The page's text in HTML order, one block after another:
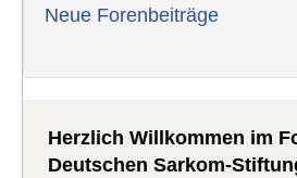
Neue Forenbeiträge
Herzlich Willkommen im
Deutschen Sarkom-